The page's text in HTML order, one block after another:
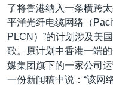
了将香港纳入一条横跨
平洋光纤电缆网络（
PLCN）”的计划涉及美
歌。原计划中香港一端
媒集团旗下的一家公司
一份新闻稿中说：“该网